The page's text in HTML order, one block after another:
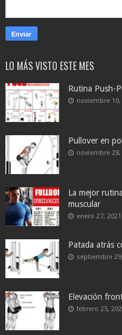
LO MÁS VISTO ESTE MES
Rutina Push-
noviembre 10,
Pullover en
noviembre 28,
La mejor
muscular
enero 27, 2021
Patada atrás
septiembre
Elevación
febrero 25,